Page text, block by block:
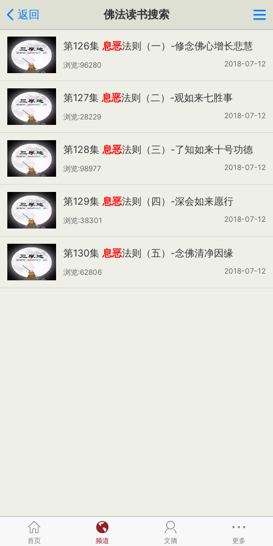
返回 佛法读书搜索
第126集 息恶法则（一）-修念佛心增长悲慧
2018-07-12
浏览:96280
第127集 息恶法则（二）-观如来七胜事
2018-07-12
浏览:28229
第128集 息恶法则（三）-了知如来十号功德
2018-07-12
浏览:98977
第129集 息恶法则（四）-深会如来愿行
2018-07-12
浏览:38301
第130集 息恶法则（五）-念佛清净因缘
2018-07-12
浏览:62806
首页 频道 文摘 更多